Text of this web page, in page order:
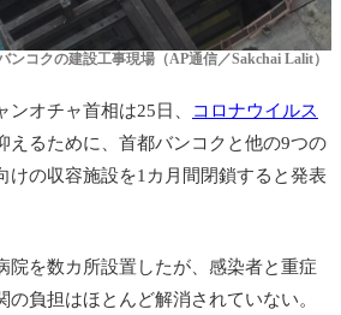
ンコクの建設工事現場（AP通信／Sakchai Lalit）
オチャ首相は25日、
コロナウイルス
えるために、首都バンコクと他の9つの
けの収容施設を1カ月間閉鎖すると発表
院を数カ所設置したが、感染者と重症
負担はほとんど解消されていない。